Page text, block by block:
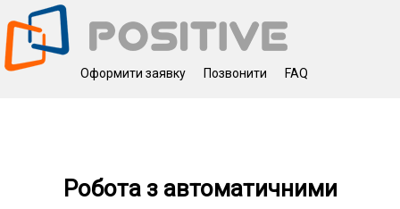
Оформити заявку Позвонити FAQ
Робота з автоматичними